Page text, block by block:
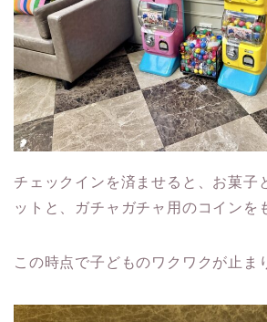
チェックインを済ませると、お菓子
ットと、ガチャガチャ用のコインを
この時点で子どものワクワクが止ま